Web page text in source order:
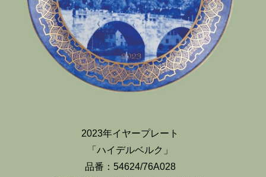
2023年イヤープレート
「ハイデルベルク」
品番：54624/76A028